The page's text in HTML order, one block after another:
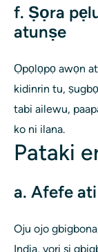
f. Ṣọra
atunṣe
Ọpọlọpọ awọn
kidinrin tu,
tabi ailewu,
ko ni ilana.
Pataki
a. Afefe
Oju ojo
India, yori si